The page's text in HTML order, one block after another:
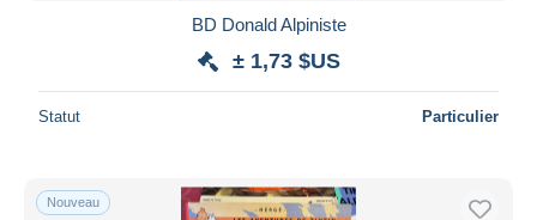
BD Donald Alpiniste
± 1,73 $US
Statut Particulier
Nouveau